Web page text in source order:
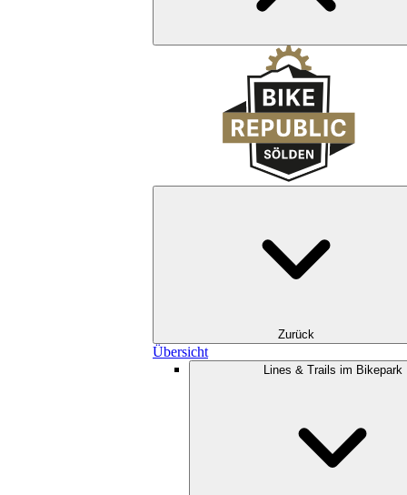
Zurück
Übersicht
Lines & Trails im Bikepark